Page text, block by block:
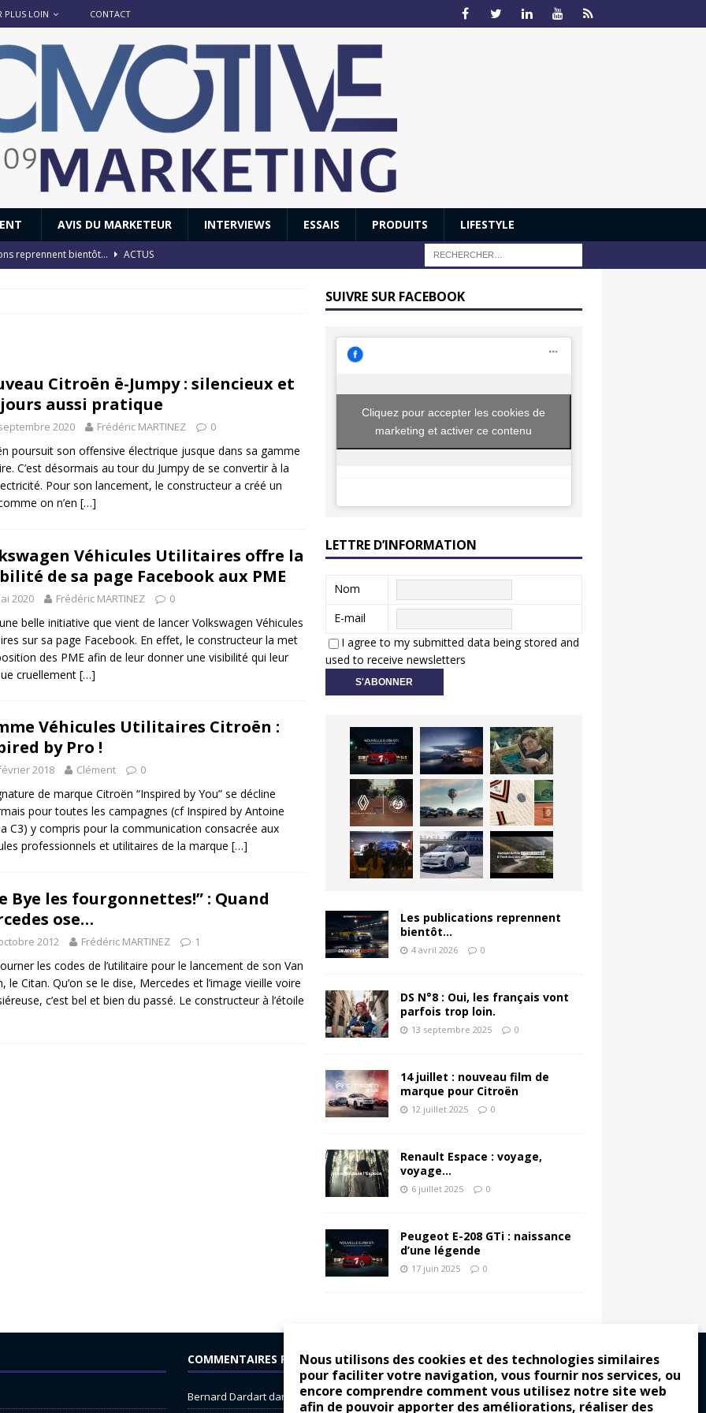
Nous utilisons des cookies et des technologies similaires
pour faciliter votre navigation, vous fournir nos services, ou
encore comprendre comment vous utilisez notre site web
afin de pouvoir apporter des améliorations, réaliser des
PLUS LOIN CONTACT
AVIS DU MARKETEUR INTERVIEWS ESSAIS PRODUITS LIFESTYLE
reprennent bientôt…
ACTUS
: Honda dévoile un spot publicitaire… confiné! ACTUS
Citroën ë-Jumpy : silencieux et
aussi pratique
2020 Frédéric MARTINEZ 0
poursuit son offensive électrique jusque dans sa gamme
C’est désormais au tour du Jumpy de se convertir à la
Pour son lancement, le constructeur a créé un
on n’en […]
Véhicules Utilitaires offre la
de sa page Facebook aux PME
2020 Frédéric MARTINEZ 0
une belle initiative que vient de lancer Volkswagen Véhicules
sur sa page Facebook. En effet, le constructeur la met
des PME afin de leur donner une visibilité qui leur
cruellement […]
Véhicules Utilitaires Citroën :
by Pro !
2018 Clément 0
de marque Citroën “Inspired by You” se décline
pour toutes les campagnes (cf Inspired by Antoine
C3) y compris pour la communication consacrée aux
professionnels et utilitaires de la marque […]
Bye les fourgonnettes!” : Quand
ose…
2012 Frédéric MARTINEZ 1
les codes de l’utilitaire pour le lancement de son Van
le Citan. Qu’on se le dise, Mercedes et l’image vieille voire
c’est bel et bien du passé. Le constructeur à l’étoile
SUIVRE SUR FACEBOOK
Cliquez pour accepter les cookies de
marketing et activer ce contenu
LETTRE D’INFORMATION
Nom
E-mail
I agree to my submitted data being stored and
used to receive newsletters
Les publications reprennent
bientôt…
4 avril 2026 0
DS N°8 : Oui, les français vont
parfois trop loin.
13 septembre 2025 0
14 juillet : nouveau film de
marque pour Citroën
12 juillet 2025 0
Renault Espace : voyage,
voyage…
6 juillet 2025 0
Peugeot E-208 GTi : naissance
d’une légende
17 juin 2025 0
COMMENTAIRES RÉCENTS
Bernard Dardartdans Dacia Sandero : pour les gens vrais